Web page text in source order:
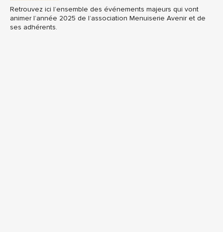
Retrouvez ici l’ensemble des événements majeurs qui vont
animer l’année 2025 de l’association Menuiserie Avenir et de
ses adhérents.